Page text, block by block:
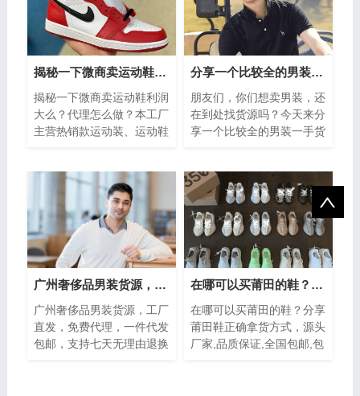
揭秘一下微商卖运动鞋利润大么？代理怎么做？
揭秘一下微商卖运动鞋利润
大么？代理怎么做？本工厂
主营热销款运动装、运动鞋
以经营运动...
分享一个比较全的男装一手货源-自有工厂支持大批量拿货
朋友们，你们想卖男装，还
在到处找货源吗？今天来分
享一个比较全的男装一手货
批量拿货，...
广州奢侈品男装货源，免费代理！
广州奢侈品男装货源，工厂
直发，免费代理，一件代发
包邮，支持七天无理由退换
在哪可以买莆田的鞋？分享莆田鞋正确拿货方式
在哪可以买莆田的鞋？分享
莆田鞋正确拿货方式，源头
厂家,品质保证,全国包邮,包